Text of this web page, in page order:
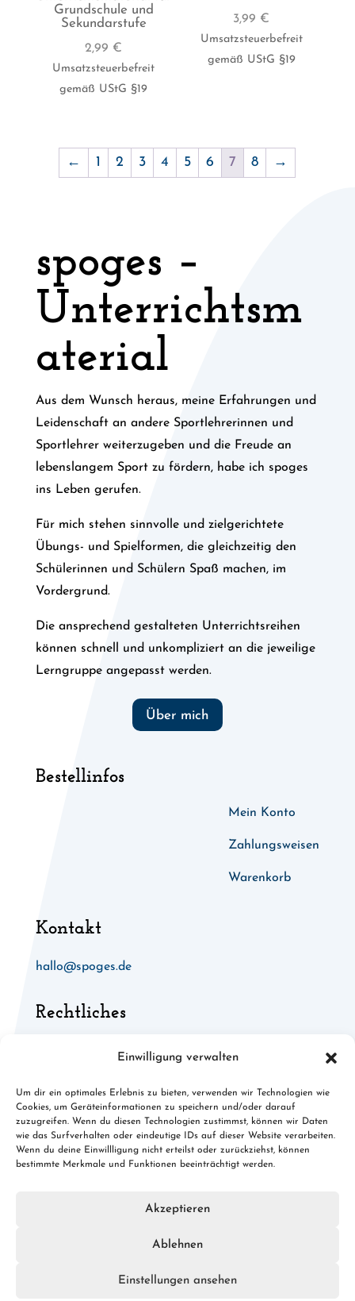
Einwilligung verwalten
Um dir ein optimales Erlebnis zu bieten, verwenden wir Technologien wie
Cookies, um Geräteinformationen zu speichern und/oder darauf
zuzugreifen. Wenn du diesen Technologien zustimmst, können wir Daten
wie das Surfverhalten oder eindeutige IDs auf dieser Website verarbeiten.
Wenn du deine Einwillligung nicht erteilst oder zurückziehst, können
bestimmte Merkmale und Funktionen beeinträchtigt werden.
Akzeptieren
Ablehnen
Einstellungen ansehen
Grundschule und
Sekundarstufe
2,99 €
Umsatzsteuerbefreit
gemäß UStG §19
3,99 €
Umsatzsteuerbefreit
gemäß UStG §19
← 1 2 3 4 5 6 7 8 →
spoges –
Unterrichtsm
aterial
Aus dem Wunsch heraus, meine Erfahrungen und
Leidenschaft an andere Sportlehrerinnen und
Sportlehrer weiterzugeben und die Freude an
lebenslangem Sport zu fördern, habe ich spoges
ins Leben gerufen.
Für mich stehen sinnvolle und zielgerichtete
Übungs- und Spielformen, die gleichzeitig den
Schülerinnen und Schülern Spaß machen, im
Vordergrund.
Die ansprechend gestalteten Unterrichtsreihen
können schnell und unkompliziert an die jeweilige
Lerngruppe angepasst werden.
Über mich
Bestellinfos
Mein Konto
Zahlungsweisen
Warenkorb
Kontakt
hallo@spoges.de
Rechtliches
Allgemeine Geschäftsbedingungen
Cookies
Datenschutz
© 2026 spoges.de · Konzept, Design & Umsetzung: